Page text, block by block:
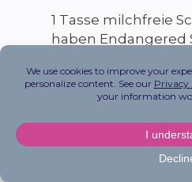
1 Tasse milchfreie
haben Endangered
zuckerärmere
Dark Chocolate
1 Teelöffel